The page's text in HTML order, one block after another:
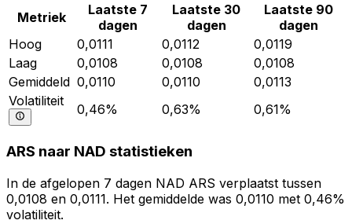
Metriek
Laatste 7
dagen
Laatste 30
dagen
Laatste 90
dagen
Hoog
0,0111 0,0112
0,0119
Laag
0,0108 0,0108
0,0108
Gemiddeld 0,0110 0,0110
0,0113
Volatiliteit
0,46% 0,63% 0,61%
ARS naar NAD statistieken
In de afgelopen 7 dagen NAD ARS verplaatst tussen
0,0108 en 0,0111. Het gemiddelde was 0,0110 met 0,46%
volatiliteit.